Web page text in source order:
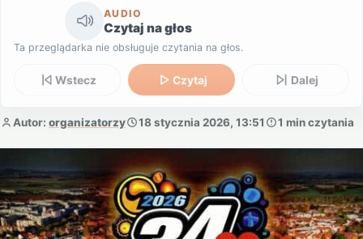
AUDIO
Czytaj na głos
Ta przeglądarka nie obsługuje czytania na głos.
Wstecz Czytaj Dalej
Autor: organizatorzy 18 stycznia 2026, 13:51 1 min czytania